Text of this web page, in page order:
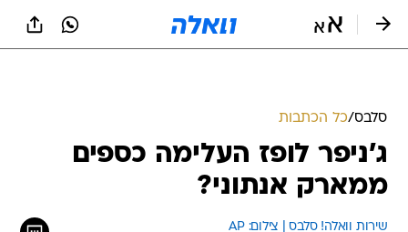
סלבס/כל הכתבות
ג'ניפר לופז העלימה כספים
ממארק אנתוני?
שירות וואלה! סלבס | צילום: AP